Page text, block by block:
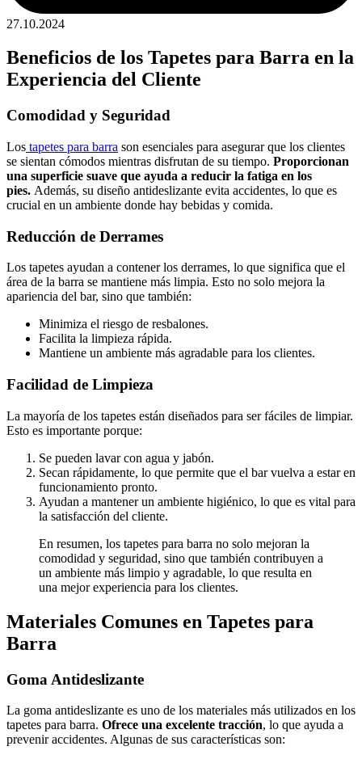
27.10.2024
Beneficios de los Tapetes para Barra en la
Experiencia del Cliente
Comodidad y Seguridad
Los tapetes para barra son esenciales para asegurar que los clientes
se sientan cómodos mientras disfrutan de su tiempo. Proporcionan
una superficie suave que ayuda a reducir la fatiga en los
pies. Además, su diseño antideslizante evita accidentes, lo que es
crucial en un ambiente donde hay bebidas y comida.
Reducción de Derrames
Los tapetes ayudan a contener los derrames, lo que significa que el
área de la barra se mantiene más limpia. Esto no solo mejora la
apariencia del bar, sino que también:
Minimiza el riesgo de resbalones.
Facilita la limpieza rápida.
Mantiene un ambiente más agradable para los clientes.
Facilidad de Limpieza
La mayoría de los tapetes están diseñados para ser fáciles de limpiar.
Esto es importante porque:
Se pueden lavar con agua y jabón.
Secan rápidamente, lo que permite que el bar vuelva a estar en
funcionamiento pronto.
Ayudan a mantener un ambiente higiénico, lo que es vital para
la satisfacción del cliente.
En resumen, los tapetes para barra no solo mejoran la
comodidad y seguridad, sino que también contribuyen a
un ambiente más limpio y agradable, lo que resulta en
una mejor experiencia para los clientes.
Materiales Comunes en Tapetes para
Barra
Goma Antideslizante
La goma antideslizante es uno de los materiales más utilizados en los
tapetes para barra. Ofrece una excelente tracción, lo que ayuda a
prevenir accidentes. Algunas de sus características son: